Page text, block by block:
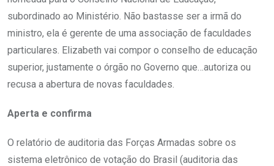
subordinado ao Ministério. Não bastasse ser a irmã do
ministro, ela é gerente de uma associação de faculdades
particulares. Elizabeth vai compor o conselho de educação
superior, justamente o órgão no Governo que…autoriza ou
recusa a abertura de novas faculdades.
Aperta e confirma
O relatório de auditoria das Forças Armadas sobre os
sistema eletrônico de votação do Brasil (auditoria das